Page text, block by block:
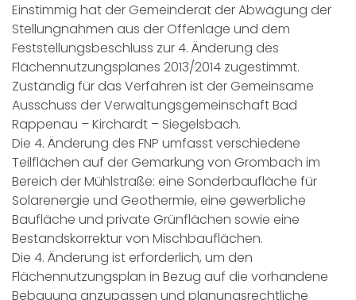
Einstimmig hat der Gemeinderat der Abwägung der
Stellungnahmen aus der Offenlage und dem
Feststellungsbeschluss zur 4. Änderung des
Flächennutzungsplanes 2013/2014 zugestimmt.
Zuständig für das Verfahren ist der Gemeinsame
Ausschuss der Verwaltungsgemeinschaft Bad
Rappenau – Kirchardt – Siegelsbach.
Die 4. Änderung des FNP umfasst verschiedene
Teilflächen auf der Gemarkung von Grombach im
Bereich der Mühlstraße: eine Sonderbaufläche für
Solarenergie und Geothermie, eine gewerbliche
Baufläche und private Grünflächen sowie eine
Bestandskorrektur von Mischbauflächen.
Die 4. Änderung ist erforderlich, um den
Flächennutzungsplan in Bezug auf die vorhandene
Bebauung anzupassen und planungsrechtliche